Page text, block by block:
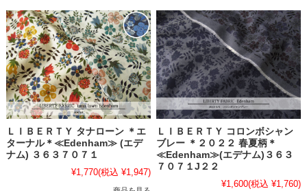
ＬＩＢＥＲＴＹ タナローン ＊エ
ターナル＊≪Edenham≫ (エデ
ナム) ３６３７０７１
¥1,770(税込 ¥1,947)
ＬＩＢＥＲＴＹ コロンボシャン
ブレー ＊２０２２ 春夏柄＊
≪Edenham≫(エデナム)３６３
７０７１J２２
¥1,600(税込 ¥1,760)